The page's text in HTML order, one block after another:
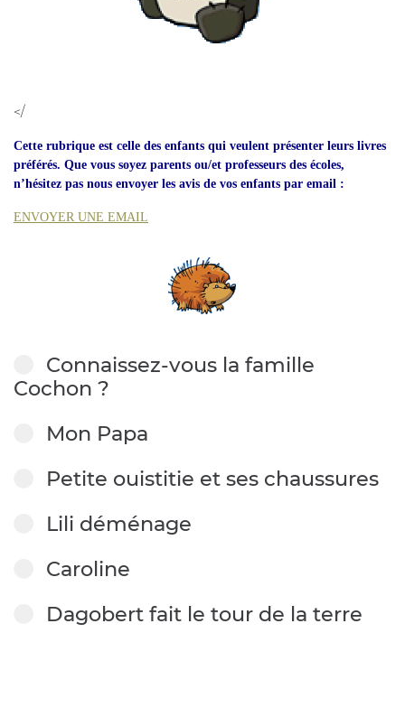
</
Cette rubrique est celle des enfants qui veulent présenter leurs livres
préférés. Que vous soyez parents ou/et professeurs des écoles,
n’hésitez pas nous envoyer les avis de vos enfants par email :
ENVOYER UNE EMAIL
Connaissez-vous la famille
Cochon ?
Mon Papa
Petite ouistitie et ses chaussures
Lili déménage
Caroline
Dagobert fait le tour de la terre